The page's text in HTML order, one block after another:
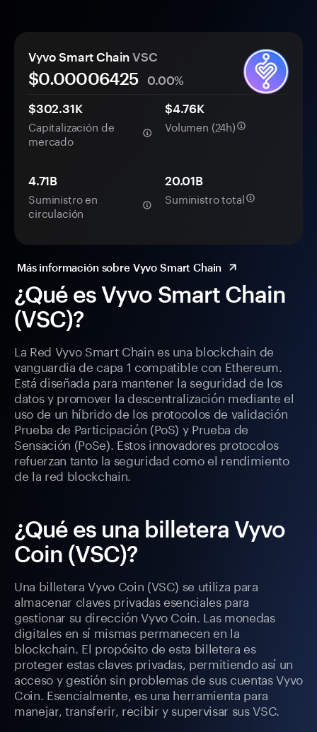
¿Qué es Vyvo Smart Chain
(VSC)?
La Red Vyvo Smart Chain es una blockchain de
vanguardia de capa 1 compatible con Ethereum.
Está diseñada para mantener la seguridad de los
datos y promover la descentralización mediante el
uso de un híbrido de los protocolos de validación
Prueba de Participación (PoS) y Prueba de
Sensación (PoSe). Estos innovadores protocolos
refuerzan tanto la seguridad como el rendimiento
de la red blockchain.
¿Qué es una billetera Vyvo
Coin (VSC)?
Una billetera Vyvo Coin (VSC) se utiliza para
almacenar claves privadas esenciales para
gestionar su dirección Vyvo Coin. Las monedas
digitales en sí mismas permanecen en la
blockchain. El propósito de esta billetera es
proteger estas claves privadas, permitiendo así un
acceso y gestión sin problemas de sus cuentas Vyvo
Coin. Esencialmente, es una herramienta para
manejar, transferir, recibir y supervisar sus VSC.
Vyvo Smart Chain VSC
$0.00006425
0.00%
$302.31K
Capitalización de
mercado
$4.76K
Volumen (24h)
4.71B
Suministro en
circulación
20.01B
Suministro total
Más información sobre Vyvo Smart Chain